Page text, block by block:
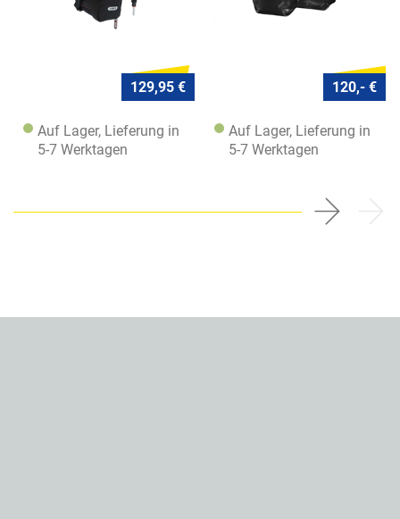
129,95 €
Auf Lager, Lieferung in
5-7 Werktagen
120,- €
Auf Lager, Lieferung in
5-7 Werktagen